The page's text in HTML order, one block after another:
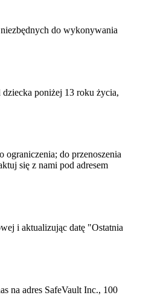
do wykonywania
poniżej 13 roku życia,
do przenoszenia
się z nami pod adresem
i aktualizując datę "Ostatnia
na adres SafeVault Inc., 100